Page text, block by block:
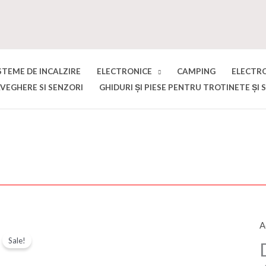
DE INCALZIRE ELECTRONICE CAMPING
SI SENZORI
GHIDURI ȘI PIESE PENTRU TROTINETE ȘI
Sale!